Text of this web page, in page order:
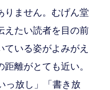
りません。むげん堂
えたい読者を目の前
いる姿がよみがえ
離がとても近い。
っ放し」「書き放